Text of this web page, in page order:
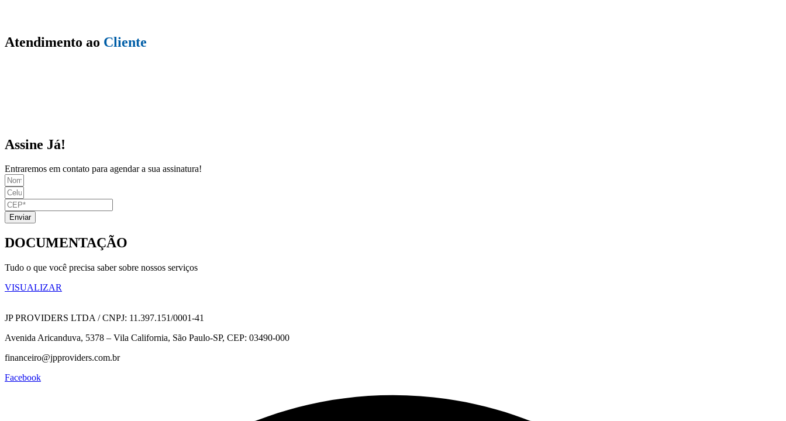
Atendimento ao Cliente
Assine Já!
Entraremos em contato para agendar a sua assinatura!
Enviar
DOCUMENTAÇÃO
Tudo o que você precisa saber sobre nossos serviços
VISUALIZAR
JP PROVIDERS LTDA / CNPJ: 11.397.151/0001-41
Avenida Aricanduva, 5378 – Vila California, São Paulo-SP, CEP: 03490-000
financeiro@jpproviders.com.br
Facebook